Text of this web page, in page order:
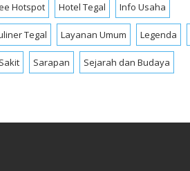
Hotspot Hotel Tegal Info Usaha
Tegal Layanan Umum Legenda
Sarapan Sejarah dan Budaya